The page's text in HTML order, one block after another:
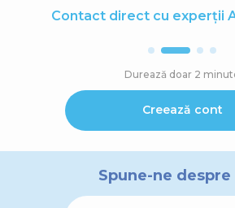
Contact direct cu experții
Durează doar 2
Creează cont
Spune-ne